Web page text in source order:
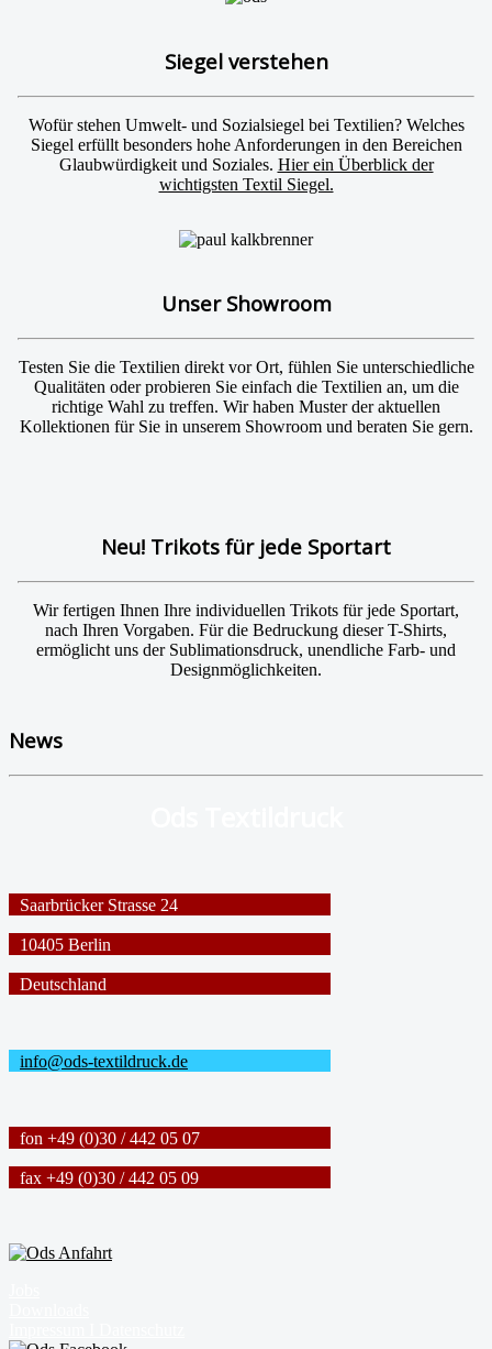
Siegel verstehen
Wofür stehen Umwelt- und Sozialsiegel bei Textilien? Welches
Siegel erfüllt besonders hohe Anforderungen in den Bereichen
Glaubwürdigkeit und Soziales. Hier ein Überblick der
wichtigsten Textil Siegel.
Unser Showroom
Testen Sie die Textilien direkt vor Ort, fühlen Sie unterschiedliche
Qualitäten oder probieren Sie einfach die Textilien an, um die
richtige Wahl zu treffen. Wir haben Muster der aktuellen
Kollektionen für Sie in unserem Showroom und beraten Sie gern.
Neu! Trikots für jede Sportart
Wir fertigen Ihnen Ihre individuellen Trikots für jede Sportart,
nach Ihren Vorgaben. Für die Bedruckung dieser T-Shirts,
ermöglicht uns der Sublimationsdruck, unendliche Farb- und
Designmöglichkeiten.
News
Saarbrücker Strasse 24
10405 Berlin
Deutschland
info@ods-textildruck.de
fon +49 (0)30 / 442 05 07
fax +49 (0)30 / 442 05 09